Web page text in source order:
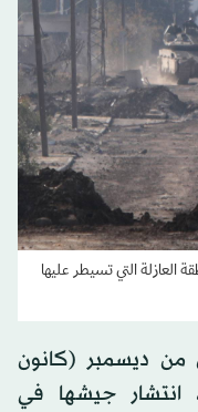
العازلة التي تسيطر عليها
من ديسمبر (كانون
انتشار جيشها في